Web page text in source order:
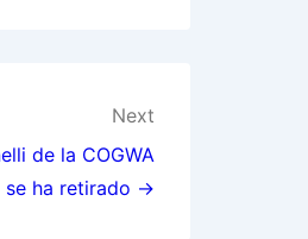
Next
de la COGWA
se ha retirado →